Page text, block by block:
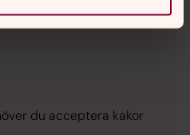
du acceptera kakor